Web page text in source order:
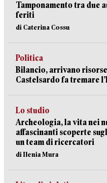
Tamponamento tra due
feriti
di Caterina Cossu
Politica
Bilancio, arrivano
Castelsardo fa tremare
Lo studio
Archeologia, la vita nei
affascinanti scoperte
un team di ricercatori
di Ilenia Mura